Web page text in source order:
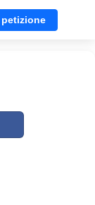
petizione